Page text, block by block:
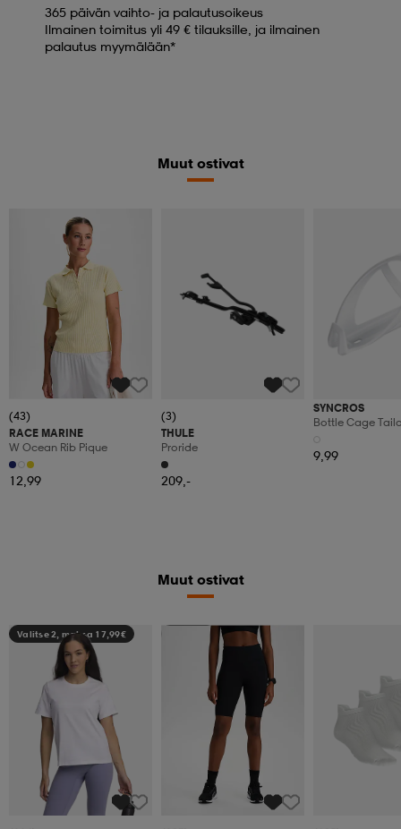
365 päivän vaihto- ja palautusoikeus
Ilmainen toimitus yli 49 € tilauksille, ja ilmainen
palautus myymälään*
Muut ostivat
(43)
RACE MARINE
W Ocean Rib Pique
12,99
(3)
THULE
Proride
209,-
SYNCROS
Bottle Cage
9,99
Muut ostivat
Valitse 2, maksa 17,99€